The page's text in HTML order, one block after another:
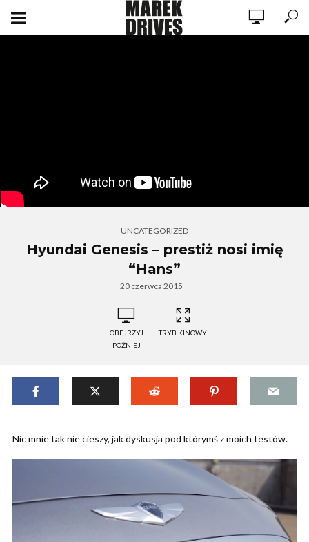
UNCATEGORIZED
Hyundai Genesis – prestiż nosi imię
“Hans”
20 czerwca 2015
OBEJRZYJ
PÓŹNIEJ
TRYB KINOWY
Nic mnie tak nie cieszy, jak dyskusja pod którymś z moich testów.